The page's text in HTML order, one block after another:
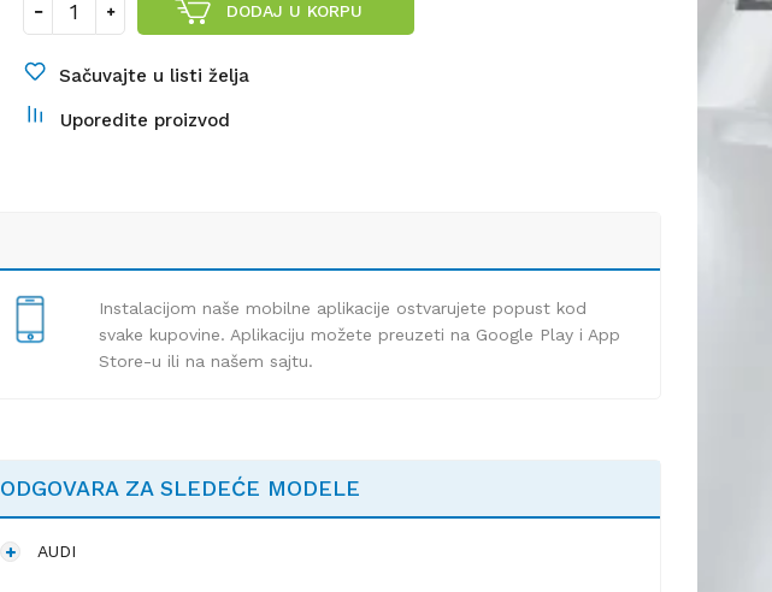
DODAJ U KORPU
Sačuvajte u listi želja
Uporedite proizvod
Instalacijom naše mobilne aplikacije ostvarujete popust kod
svake kupovine. Aplikaciju možete preuzeti na Google Play i App
Store-u ili na našem sajtu.
ODGOVARA ZA SLEDEĆE MODELE
AUDI